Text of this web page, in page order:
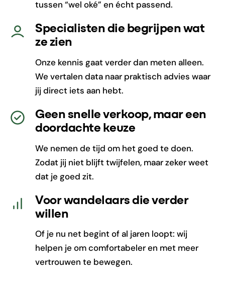
tussen “wel oké” en écht passend.
Specialisten die begrijpen wat
ze zien
Onze kennis gaat verder dan meten alleen.
We vertalen data naar praktisch advies waar
jij direct iets aan hebt.
Geen snelle verkoop, maar een
doordachte keuze
We nemen de tijd om het goed te doen.
Zodat jij niet blijft twijfelen, maar zeker weet
dat je goed zit.
Voor wandelaars die verder
willen
Of je nu net begint of al jaren loopt: wij
helpen je om comfortabeler en met meer
vertrouwen te bewegen.